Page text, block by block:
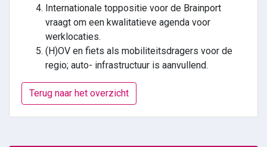
Internationale toppositie voor de Brainport
vraagt om een kwalitatieve agenda voor
werklocaties.
(H)OV en fiets als mobiliteitsdragers voor de
regio; auto- infrastructuur is aanvullend.
Terug naar het overzicht